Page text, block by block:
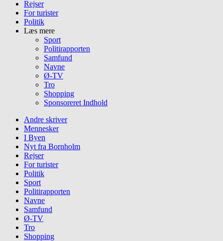
Rejser
For turister
Politik
Læs mere
Sport
Politirapporten
Samfund
Navne
Ø-TV
Tro
Shopping
Sponsoreret Indhold
Andre skriver
Mennesker
I Byen
Nyt fra Bornholm
Rejser
For turister
Politik
Sport
Politirapporten
Navne
Samfund
Ø-TV
Tro
Shopping